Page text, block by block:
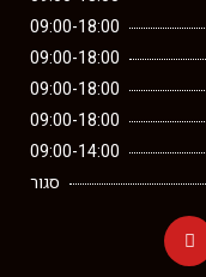
09:00-18:00
09:00-18:00
09:00-18:00
09:00-18:00
09:00-14:00
סגור